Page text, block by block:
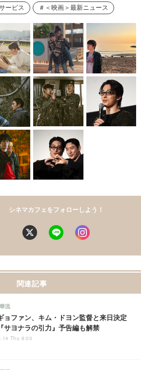
ービス ＜映画＞最新ニュース
シネマカフェをフォローしよう！
関連記事
ョファン、キム・ドヨン監督と来日決定
サヨナラの引力』予告編も解禁
流
Thu 8:00